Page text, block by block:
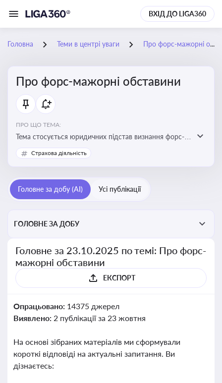
ВХІД ДО LIGA360
Головна Теми в центрі уваги Про форс-мажорні обставини
Про форс-мажорні обставини
ПРО ЩО ТЕМА:
Тема стосується юридичних підстав визнання форс-
мажорних обставин та звільнення від
відповідальності у зв'язку з їх настанням
Страхова діяльність
Головне за добу (AI) Усі публікації
ГОЛОВНЕ ЗА ДОБУ
Головне за 23.10.2025 по темі: Про форс-
мажорні обставини
ЕКСПОРТ
Опрацьовано: 14375 джерел
Виявлено: 2 публікації за 23 жовтня
На основі зібраних матеріалів ми сформували
короткі відповіді на актуальні запитання. Ви
дізнаєтесь: